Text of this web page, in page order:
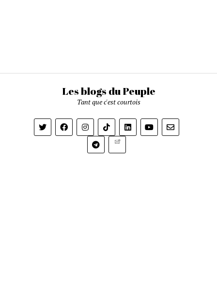
Les blogs du Peuple
Tant que c'est courtois